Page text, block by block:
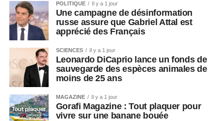
POLITIQUE Il y a 1 jour
Une campagne de désinformation
russe assure que Gabriel Attal est
apprécié des Français
SCIENCES Il y a 1 jour
Leonardo DiCaprio lance un fonds de
sauvegarde des espèces animales de
moins de 25 ans
MAGAZINE Il y a 1 jour
Gorafi Magazine : Tout plaquer pour
vivre sur une banane bouée